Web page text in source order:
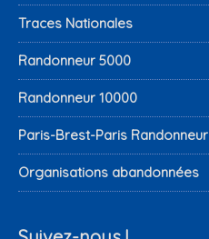
Traces Nationales
Randonneur 5000
Randonneur 10000
Paris-Brest-Paris Randonneur
Organisations abandonnées